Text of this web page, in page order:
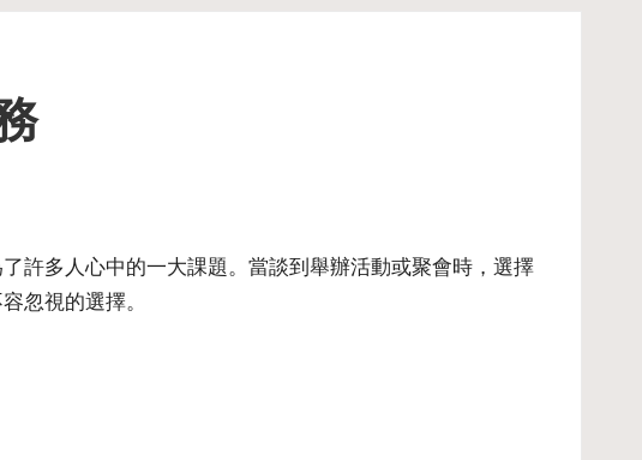
許多人心中的一大課題。當談到舉辦活動或聚會時，選擇
忽視的選擇。